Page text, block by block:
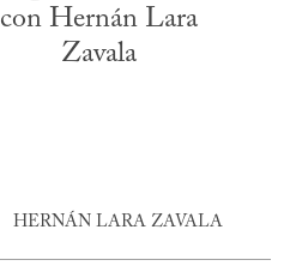
con Hernán Lara
Zavala
HERNÁN LARA ZAVALA